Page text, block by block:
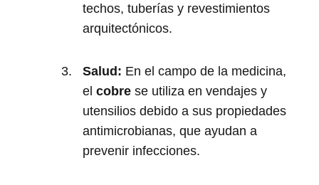
techos, tuberías y revestimientos
arquitectónicos.
Salud: En el campo de la medicina,
el cobre se utiliza en vendajes y
utensilios debido a sus propiedades
antimicrobianas, que ayudan a
prevenir infecciones.